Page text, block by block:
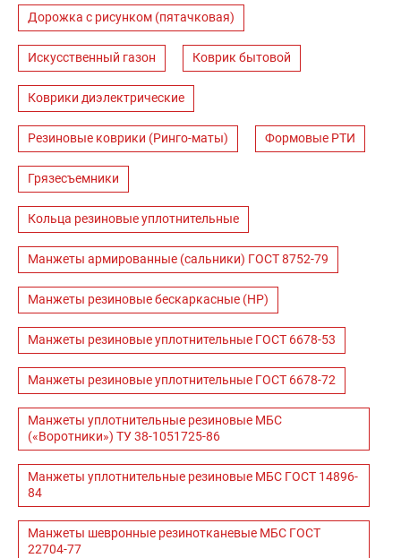
Дорожка с рисунком (пятачковая)
Искусственный газон Коврик бытовой
Коврики диэлектрические
Резиновые коврики (Ринго-маты) Формовые РТИ
Грязесъемники
Кольца резиновые уплотнительные
Манжеты армированные (сальники) ГОСТ 8752-79
Манжеты резиновые бескаркасные (НР)
Манжеты резиновые уплотнительные ГОСТ 6678-53
Манжеты резиновые уплотнительные ГОСТ 6678-72
Манжеты уплотнительные резиновые МБС
(«Воротники») ТУ 38-1051725-86
Манжеты уплотнительные резиновые МБС ГОСТ 14896-
84
Манжеты шевронные резинотканевые МБС ГОСТ
22704-77